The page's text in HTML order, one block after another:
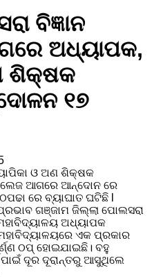
ବିଜ୍ଞାନ
ଅଧ୍ୟାପକ,
ଶିକ୍ଷକ
୧୭
ଓ ଅଣ ଶିକ୍ଷକ
ଆଗରେ ଆନ୍ଦୋନ ରେ
ରେ ବ୍ୟାଘାତ ଘଟିଛି l
ଗଞ୍ଜାମ ଜିଲ୍ଲା ପୋଲସରା
ଅଧ୍ୟାପକ
ଏକ ପ୍ରକାର
ଠପ୍ ହୋଇଯାଇଛି। ବହୁ
ପାଇଁ ଦୂର ଦୂରାନ୍ତରୁ ଆସୁଥିଲେ